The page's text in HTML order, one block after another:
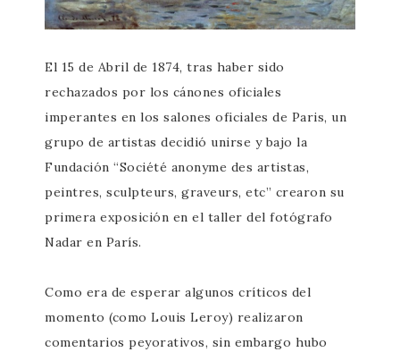
El 15 de Abril de 1874, tras haber sido
rechazados por los cánones oficiales
imperantes en los salones oficiales de Paris, un
grupo de artistas decidió unirse y bajo la
Fundación “Société anonyme des artistas,
peintres, sculpteurs, graveurs, etc” crearon su
primera exposición en el taller del fotógrafo
Nadar en París.
Como era de esperar algunos críticos del
momento (como Louis Leroy) realizaron
comentarios peyorativos, sin embargo hubo